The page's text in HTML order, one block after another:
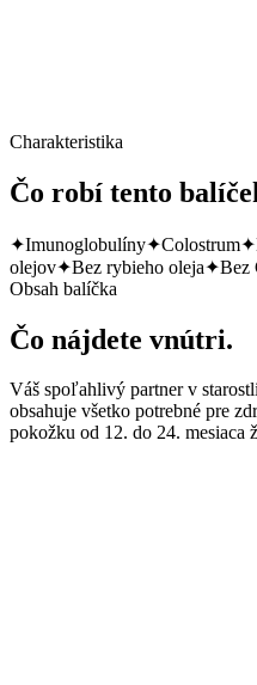
Charakteristika
Čo robí tento
✦Imunoglobulíny✦Colostrum✦
olejov✦Bez rybieho oleja✦Bez
Obsah balíčka
Čo nájdete vnútri.
Váš spoľahlivý partner v
obsahuje všetko potrebné pre
pokožku od 12. do 24. mesiaca